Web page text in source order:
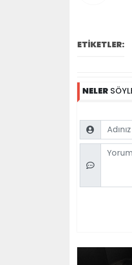
ETİKETLER:
NELER
Name
Comment